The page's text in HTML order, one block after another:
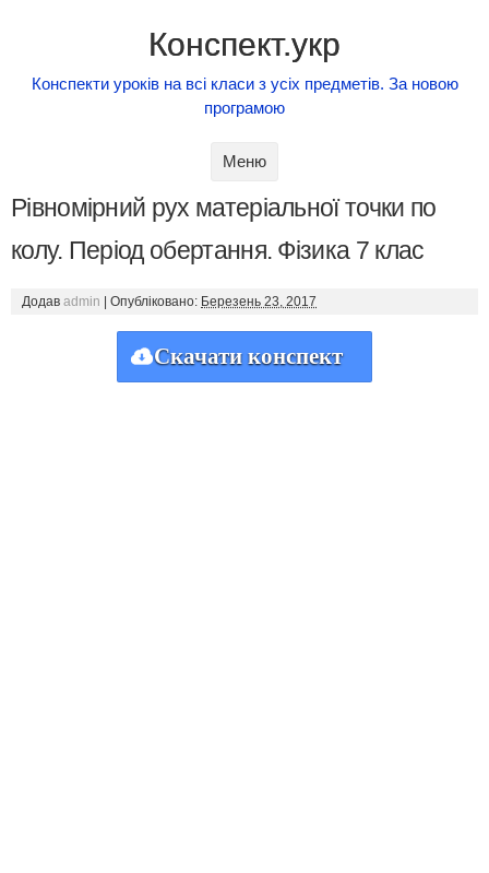
Конспект.укр
Конспекти уроків на всі класи з усіх предметів. За новою
програмою
Меню
Рівномірний рух матеріальної точки по
колу. Період обертання. Фізика 7 клас
Додав admin Опубліковано: Березень 23, 2017
Скачати конспект